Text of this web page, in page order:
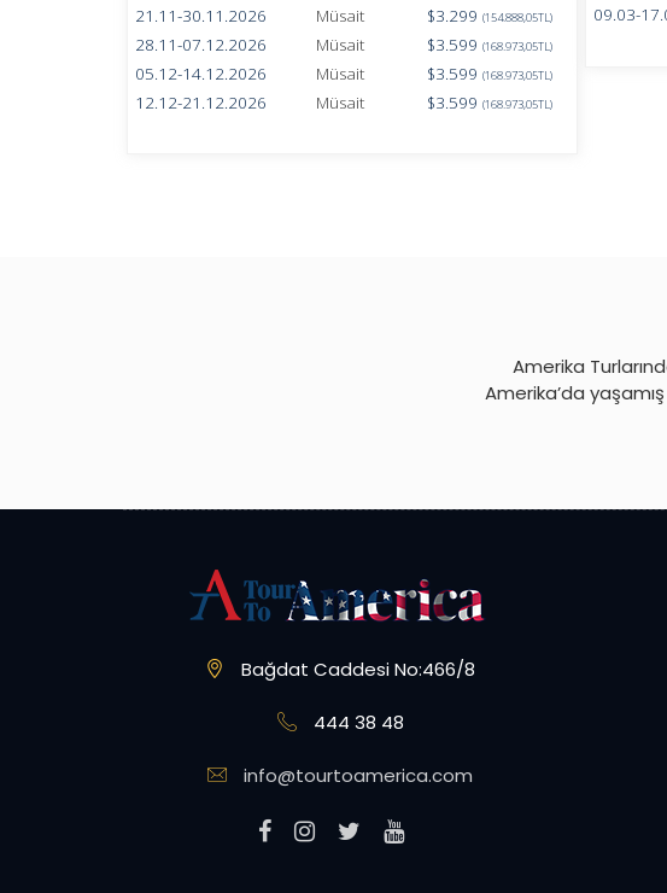
21.11-30.11.2026 Müsait $3.299 (154.888,05TL)
28.11-07.12.2026 Müsait $3.599 (168.973,05TL)
05.12-14.12.2026 Müsait $3.599 (168.973,05TL)
12.12-21.12.2026 Müsait $3.599 (168.973,05TL)
09.03-
Amerika
Amerika’da
Bağdat Caddesi No:466/8
444 38 48
info@tourtoamerica.com